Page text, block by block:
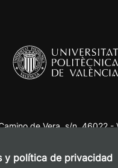
de Vera, s/n. 46022 -
+34 620 04 00 50
y política de privacidad